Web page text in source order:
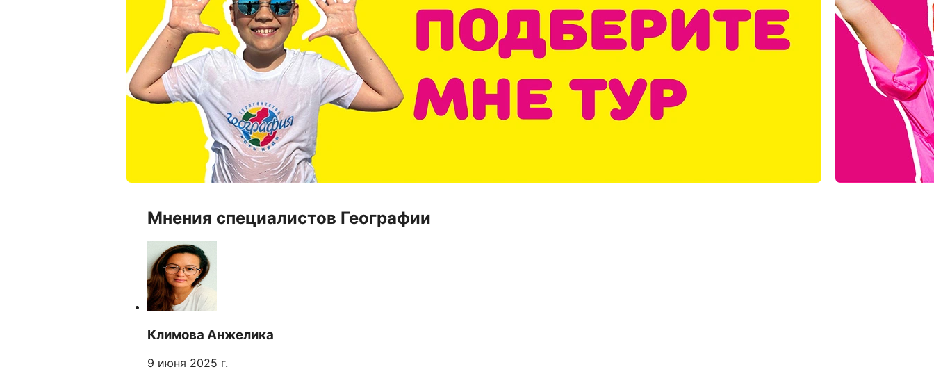
Мнения специалистов Географии
Климова Анжелика
9 июня 2025 г.